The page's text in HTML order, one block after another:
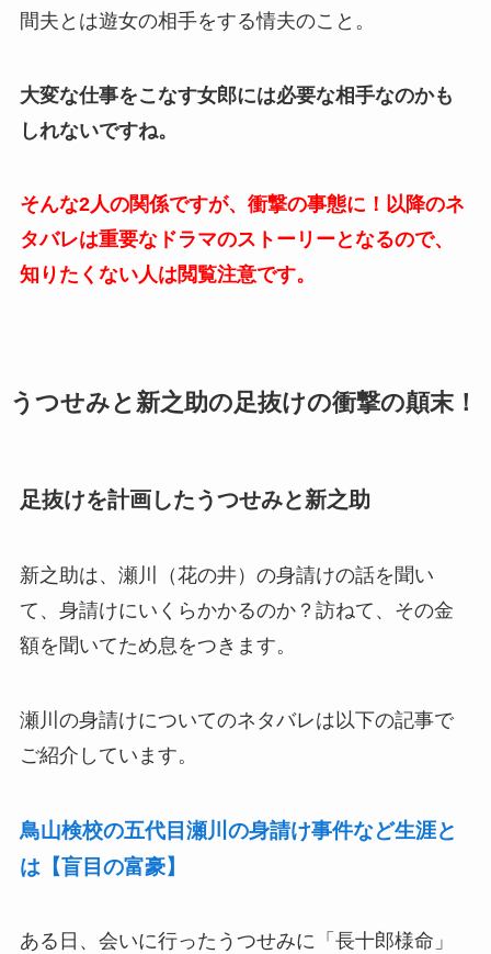
間夫とは遊女の相手をする情夫のこと。
大変な仕事をこなす女郎には必要な相手なのかも
しれないですね。
そんな2人の関係ですが、衝撃の事態に！以降のネ
タバレは重要なドラマのストーリーとなるので、
知りたくない人は閲覧注意です。
うつせみと新之助の足抜けの衝撃の顛末！
足抜けを計画したうつせみと新之助
新之助は、瀬川（花の井）の身請けの話を聞い
て、身請けにいくらかかるのか？訪ねて、その金
額を聞いてため息をつきます。
瀬川の身請けについてのネタバレは以下の記事で
ご紹介しています。
鳥山検校の五代目瀬川の身請け事件など生涯と
は【盲目の富豪】
ある日、会いに行ったうつせみに「長十郎様命」